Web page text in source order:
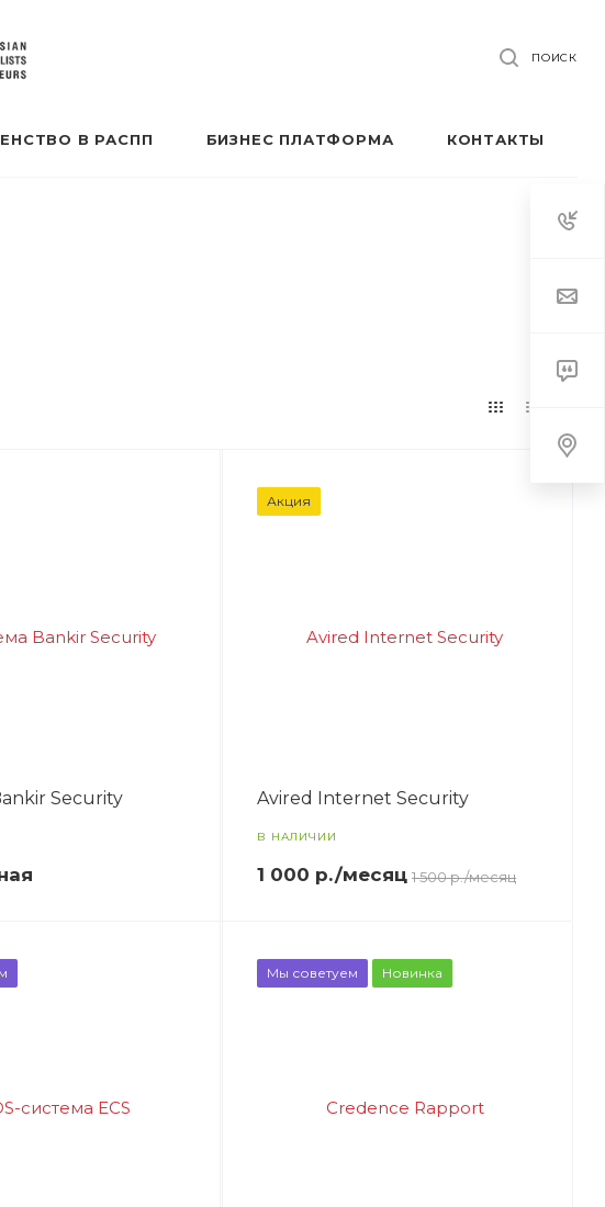
ПОИСК
В РАСПП БИЗНЕС ПЛАТФОРМА КОНТАКТЫ
Security
Акция
Avired Internet Security
В НАЛИЧИИ
1 000 р./месяц 1 500 р./месяц
Мы советуем Новинка